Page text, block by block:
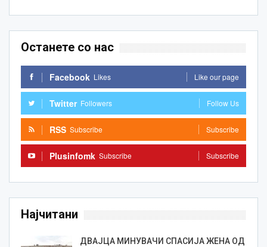
Останете со нас
Facebook Likes Like our page
Twitter Followers Follow Us
RSS Subscribe Subscribe
Plusinfomk Subscribe Subscribe
Најчитани
ДВАЈЦА МИНУВАЧИ СПАСИЈА ЖЕНА ОД